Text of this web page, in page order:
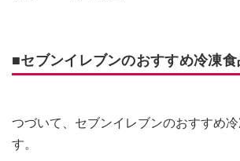
■セブンイレブンのおすすめ冷凍食
つづいて、セブンイレブンのおすすめ
す。